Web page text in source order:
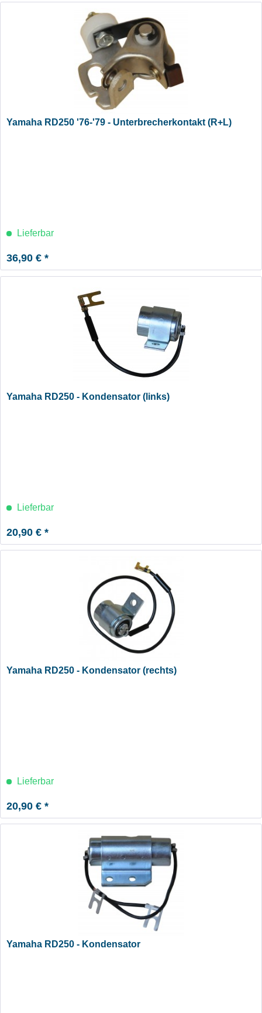
Yamaha RD250 '76-'79 - Unterbrecherkontakt (R+L)
Lieferbar
36,90 € *
Yamaha RD250 - Kondensator (links)
Lieferbar
20,90 € *
Yamaha RD250 - Kondensator (rechts)
Lieferbar
20,90 € *
Yamaha RD250 - Kondensator